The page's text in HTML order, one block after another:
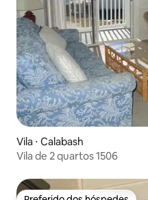
Vila ⋅ Calabash
Vila de 2 quartos 1506